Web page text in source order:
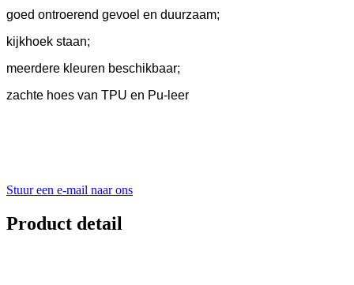
goed ontroerend gevoel en duurzaam;
kijkhoek staan;
meerdere kleuren beschikbaar;
zachte hoes van TPU en Pu-leer
Stuur een e-mail naar ons
Product detail